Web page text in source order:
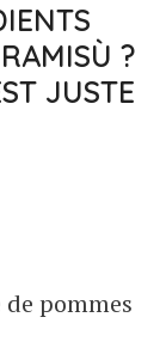
?
JUSTE
pommes